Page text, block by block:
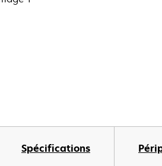
Spécifications